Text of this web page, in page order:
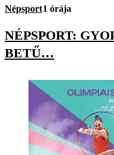
Népsport1 órája
NÉPSPORT:
BETŰ…